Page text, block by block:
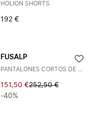
HOLION SHORTS
192 €
FUSALP
PANTALONES CORTOS DE ALGODÓN
151,50 €252,50 €
-40%